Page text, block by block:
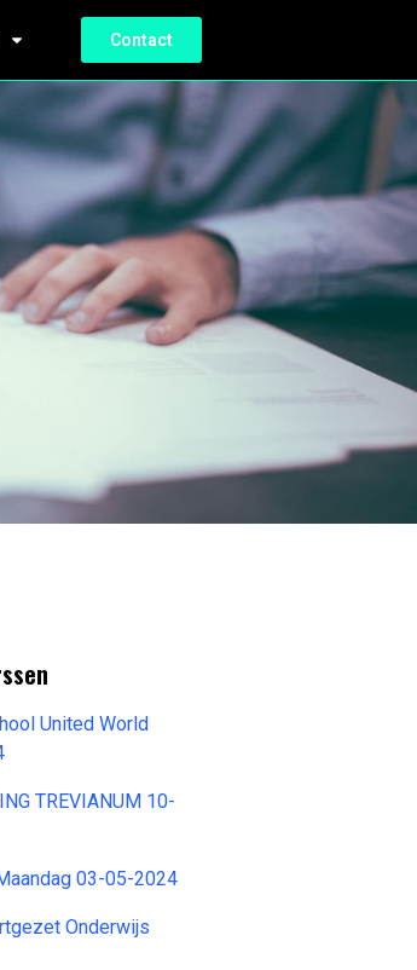
Contact
United World
TREVIANUM 10-
03-05-2024
Onderwijs